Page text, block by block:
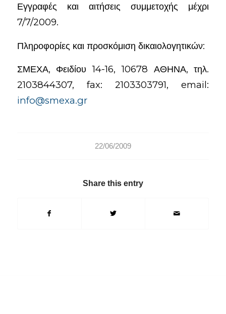
Εγγραφές και αιτήσεις συμμετοχής μέχρι
7/7/2009.
Πληροφορίες και προσκόμιση δικαιολογητικών:
ΣΜΕΧΑ, Φειδίου 14-16, 10678 ΑΘΗΝΑ, τηλ.
2103844307, fax: 2103303791, email:
info@smexa.gr
22/06/2009
Share this entry